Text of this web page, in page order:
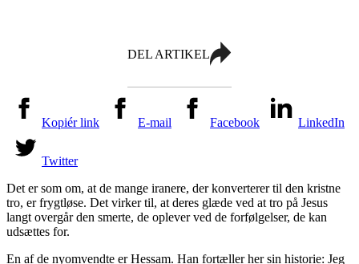
DEL ARTIKEL
Kopiér link E-mail Facebook LinkedIn
Twitter
Det er som om, at de mange iranere, der konverterer til den kristne
tro, er frygtløse. Det virker til, at deres glæde ved at tro på Jesus
langt overgår den smerte, de oplever ved de forfølgelser, de kan
udsættes for.
En af de nyomvendte er Hessam. Han fortæller her sin historie: Jeg